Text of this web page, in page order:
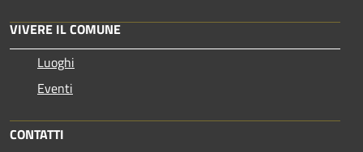
VIVERE IL COMUNE
Luoghi
Eventi
CONTATTI